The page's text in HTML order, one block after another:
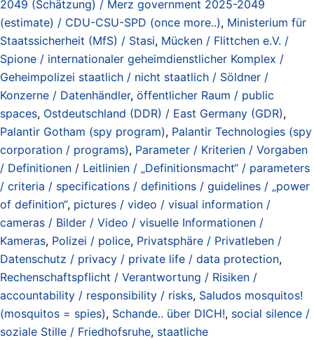
2049 (Schätzung) / Merz government 2025-2049
(estimate) / CDU-CSU-SPD (once more..), Ministerium für
Staatssicherheit (MfS) / Stasi, Mücken / Flittchen e.V. /
Spione / internationaler geheimdienstlicher Komplex /
Geheimpolizei staatlich / nicht staatlich / Söldner /
Konzerne / Datenhändler, öffentlicher Raum / public
spaces, Ostdeutschland (DDR) / East Germany (GDR),
Palantir Gotham (spy program), Palantir Technologies (spy
corporation / programs), Parameter / Kriterien / Vorgaben
/ Definitionen / Leitlinien / „Definitionsmacht“ / parameters
/ criteria / specifications / definitions / guidelines / „power
of definition“, pictures / video / visual information /
cameras / Bilder / Video / visuelle Informationen /
Kameras, Polizei / police, Privatsphäre / Privatleben /
Datenschutz / privacy / private life / data protection,
Rechenschaftspflicht / Verantwortung / Risiken /
accountability / responsibility / risks, Saludos mosquitos!
(mosquitos = spies), Schande.. über DICH!, social silence /
soziale Stille / Friedhofsruhe, staatliche